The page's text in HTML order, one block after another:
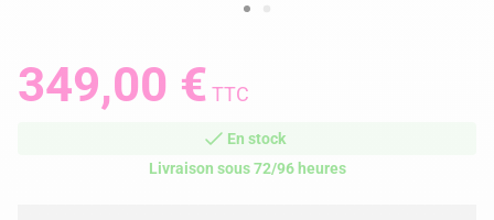
349,00 € TTC
En stock
Livraison sous 72/96 heures